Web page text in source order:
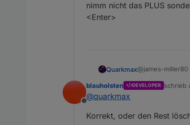
nimm nicht das PLUS
<Enter>
Quarkmax@james-miller80
nimm nicht das
Offline
blauholsten DEVELOPER schrieb
zuletzt
@quarkmax
Korrekt, oder den Rest